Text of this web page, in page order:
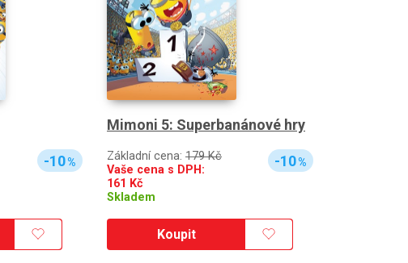
-10%
Mimoni 5: Superbanánové hry
Základní cena: 179 Kč
Vaše cena s DPH:
161 Kč
Skladem
-10%
Koupit